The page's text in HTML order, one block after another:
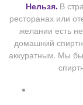
Нельзя.В
ресторанах или
желании есть
домашний
аккуратным. Мы бы